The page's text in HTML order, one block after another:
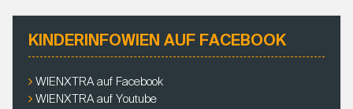
KINDERINFOWIEN AUF FACEBOOK
WIENXTRA auf Facebook
WIENXTRA auf Youtube